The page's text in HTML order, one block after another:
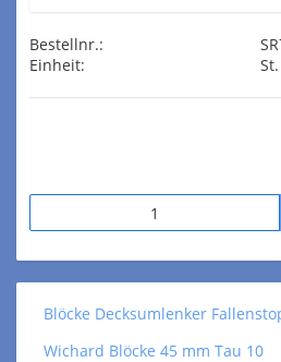
Bestellnr.:
Einheit:
St.
Blöcke Decksumlenker
Wichard Blöcke 45 mm Tau 10